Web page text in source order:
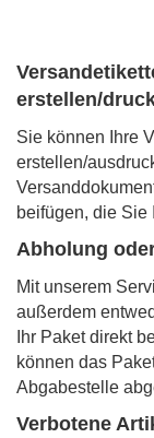
erstellen/
Sie können Ihre
erstellen/
beifügen, die Sie
Abholung
Mit unserem
außerdem
Ihr Paket direkt
können das
Abgabestelle
Verbotene